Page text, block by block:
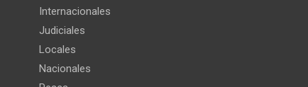
Internacionales
Judiciales
Locales
Nacionales